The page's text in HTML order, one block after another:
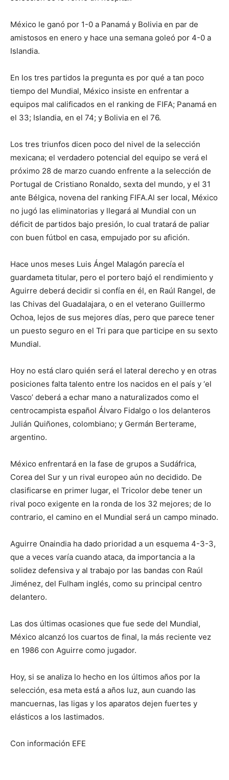
México le ganó por 1-0 a Panamá y Bolivia en par de
amistosos en enero y hace una semana goleó por 4-0 a
Islandia.
En los tres partidos la pregunta es por qué a tan poco
tiempo del Mundial, México insiste en enfrentar a
equipos mal calificados en el ranking de FIFA; Panamá en
el 33; Islandia, en el 74; y Bolivia en el 76.
Los tres triunfos dicen poco del nivel de la selección
mexicana; el verdadero potencial del equipo se verá el
próximo 28 de marzo cuando enfrente a la selección de
Portugal de Cristiano Ronaldo, sexta del mundo, y el 31
ante Bélgica, novena del ranking FIFA.Al ser local, México
no jugó las eliminatorias y llegará al Mundial con un
déficit de partidos bajo presión, lo cual tratará de paliar
con buen fútbol en casa, empujado por su afición.
Hace unos meses Luis Ángel Malagón parecía el
guardameta titular, pero el portero bajó el rendimiento y
Aguirre deberá decidir si confía en él, en Raúl Rangel, de
las Chivas del Guadalajara, o en el veterano Guillermo
Ochoa, lejos de sus mejores días, pero que parece tener
un puesto seguro en el Tri para que participe en su sexto
Mundial.
Hoy no está claro quién será el lateral derecho y en otras
posiciones falta talento entre los nacidos en el país y ‘el
Vasco’ deberá a echar mano a naturalizados como el
centrocampista español Álvaro Fidalgo o los delanteros
Julián Quiñones, colombiano; y Germán Berterame,
argentino.
México enfrentará en la fase de grupos a Sudáfrica,
Corea del Sur y un rival europeo aún no decidido. De
clasificarse en primer lugar, el Tricolor debe tener un
rival poco exigente en la ronda de los 32 mejores; de lo
contrario, el camino en el Mundial será un campo minado.
Aguirre Onaindia ha dado prioridad a un esquema 4-3-3,
que a veces varía cuando ataca, da importancia a la
solidez defensiva y al trabajo por las bandas con Raúl
Jiménez, del Fulham inglés, como su principal centro
delantero.
Las dos últimas ocasiones que fue sede del Mundial,
México alcanzó los cuartos de final, la más reciente vez
en 1986 con Aguirre como jugador.
Hoy, si se analiza lo hecho en los últimos años por la
selección, esa meta está a años luz, aun cuando las
mancuernas, las ligas y los aparatos dejen fuertes y
elásticos a los lastimados.
Con información EFE